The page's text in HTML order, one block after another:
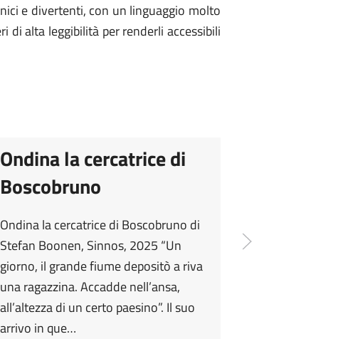
e divertenti, con un linguaggio molto
di alta leggibilità per renderli accessibili
Ondina la cercatrice di
Boscobruno
Ondina la cercatrice di Boscobruno di
Stefan Boonen, Sinnos, 2025 “Un
giorno, il grande fiume depositò a riva
una ragazzina. Accadde nell’ansa,
all’altezza di un certo paesino”. Il suo
arrivo in que…